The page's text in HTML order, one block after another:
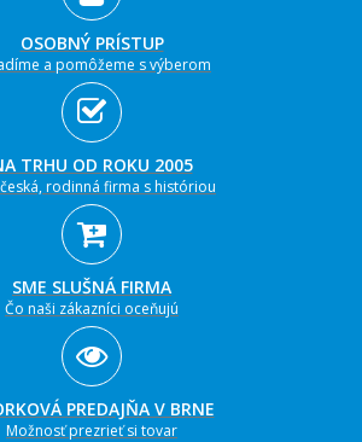
OSOBNÝ PRÍSTUP
a pomôžeme s výberom
TRHU OD ROKU 2005
česká, rodinná firma s históriou
SME SLUŠNÁ FIRMA
Čo naši zákazníci oceňujú
PREDAJŇA V BRNE
Možnosť prezrieť si tovar